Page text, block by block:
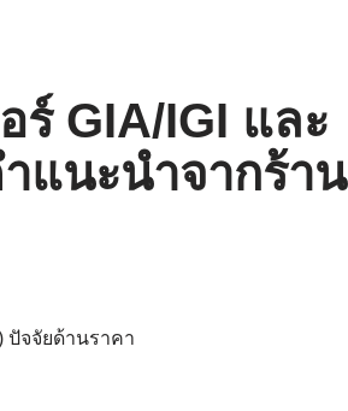
ร์ GIA/IGI และ
แนะนำจากร้าน
ปัจจัยด้านราคา